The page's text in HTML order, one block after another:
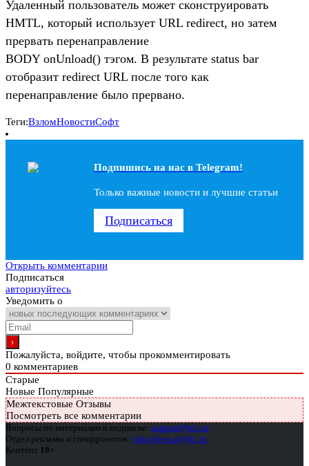
Удаленный пользователь может сконструировать
HMTL, который использует URL redirect, но затем
прервать перенаправление
BODY onUnload() тэгом. В результате status bar
отобразит redirect URL после того как
перенаправление было прервано.
Теги:ВзломНовостиСофт
Подпишись на наc в Telegram!
Только важные новости и лучшие статьи
Подписаться
Открыть комментарии
Подписаться
авторизуйтесь
Уведомить о
Пожалуйста, войдите, чтобы прокомментировать
0 комментариев
Старые
Новые Популярные
Межтекстовые Отзывы
Посмотреть все комментарии
Вопросы по материалам и подписке: support@glc.ru
Отдел рекламы и спецпроектов: yakovleva.a@glc.ru
Контент 18+